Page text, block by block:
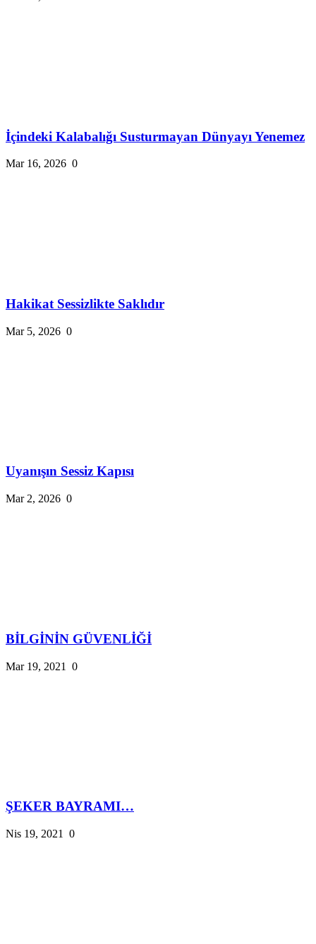
İçindeki Kalabalığı Susturmayan Dünyayı Yenemez
Mar 16, 2026 0
Hakikat Sessizlikte Saklıdır
Mar 5, 2026 0
Uyanışın Sessiz Kapısı
Mar 2, 2026 0
BİLGİNİN GÜVENLİĞİ
Mar 19, 2021 0
ŞEKER BAYRAMI…
Nis 19, 2021 0